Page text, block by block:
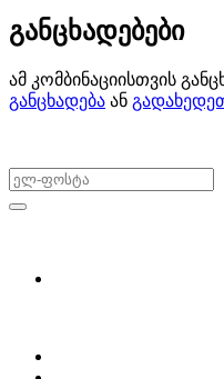
განცხადებები
ამ კომბინაციისთვის
განცხადება ან